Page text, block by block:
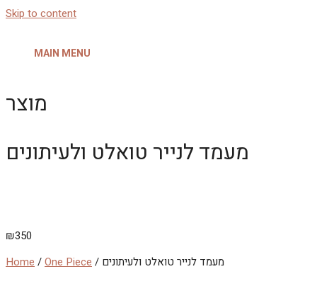
Skip to content
MAIN MENU
מוצר
מעמד לנייר טואלט ולעיתונים
₪350
Home /One Piece / מעמד לנייר טואלט ולעיתונים